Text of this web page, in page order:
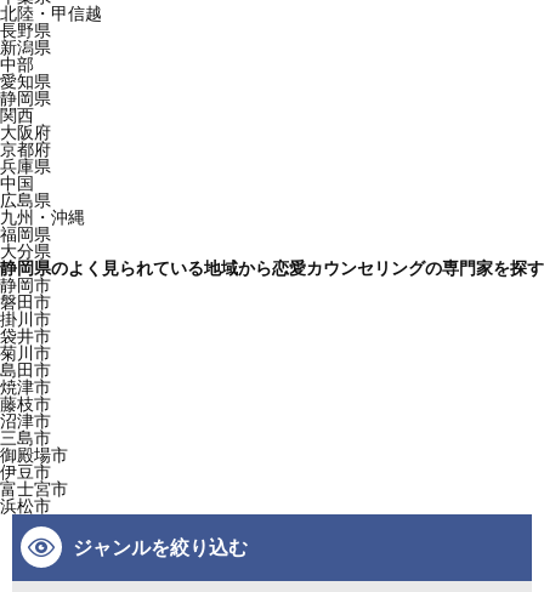
北陸・甲信越
長野県
新潟県
中部
愛知県
静岡県
関西
大阪府
京都府
兵庫県
中国
広島県
九州・沖縄
福岡県
大分県
静岡県のよく見られている地域から恋愛カウンセリングの専門家を探す
静岡市
磐田市
掛川市
袋井市
菊川市
島田市
焼津市
藤枝市
沼津市
三島市
御殿場市
伊豆市
富士宮市
浜松市
ジャンルを絞り込む